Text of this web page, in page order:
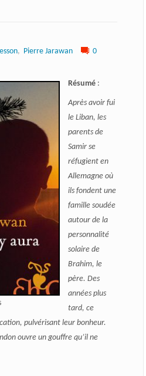
, Pierre Jarawan 0
Résumé :
Après avoir fui
le Liban, les
parents de
Samir se
réfugient en
Allemagne où
ils fondent une
famille soudée
autour de la
personnalité
solaire de
Brahim, le
père. Des
années plus
tard, ce
pulvérisant leur bonheur.
ouvre un gouffre qu’il ne